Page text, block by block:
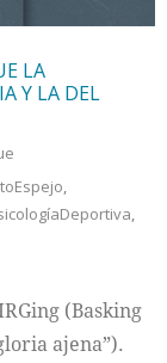
LA
Y LA DEL
,
,
(Basking
ajena”).